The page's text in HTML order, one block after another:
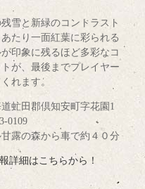
雪と新緑のコントラスト
たり一面紅葉に彩られる
印象に残るほど多彩なコ
が、最後までプレイヤー
れます。
虻田郡倶知安町字花園1
0109
露の森から車で約４０分
詳細はこちらから！